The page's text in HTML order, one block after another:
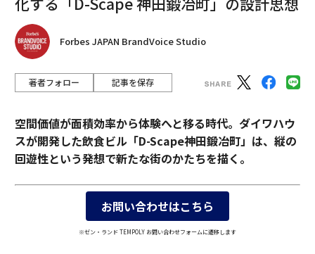
Forbes JAPAN BrandVoice Studio
著者フォロー 記事を保存
空間価値が面積効率から体験へと移る時代。ダイワハウ
スが開発した飲食ビル「D-Scape神田鍛冶町」は、縦の
回遊性という発想で新たな街のかたちを描く。
お問い合わせはこちら
※ゼン・ランド TEMPOLY お問い合わせフォームに遷移します